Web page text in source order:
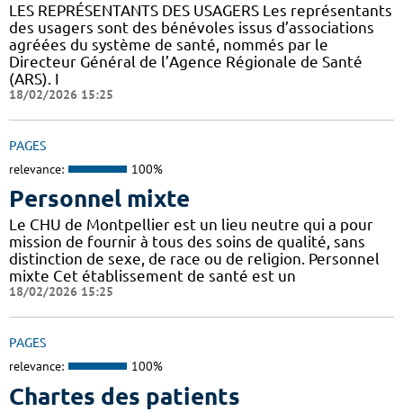
LES REPRÉSENTANTS DES USAGERS Les représentants
des usagers sont des bénévoles issus d’associations
agréées du système de santé, nommés par le
Directeur Général de l’Agence Régionale de Santé
(ARS). I
18/02/2026 15:25
PAGES
relevance: 100%
Personnel mixte
Le CHU de Montpellier est un lieu neutre qui a pour
mission de fournir à tous des soins de qualité, sans
distinction de sexe, de race ou de religion. Personnel
mixte Cet établissement de santé est un
18/02/2026 15:25
PAGES
relevance: 100%
Chartes des patients